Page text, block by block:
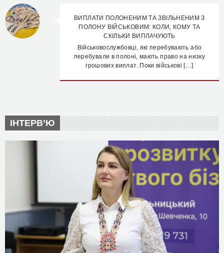
ВИПЛАТИ ПОЛОНЕНИМ ТА ЗВІЛЬНЕНИМ З
ПОЛОНУ ВІЙСЬКОВИМ: КОЛИ, КОМУ ТА
СКІЛЬКИ ВИПЛАЧУЮТЬ
Військовослужбовці, які перебувають або
перебували в полоні, мають право на низку
грошових виплат. Поки військові […]
ІНТЕРВ’Ю